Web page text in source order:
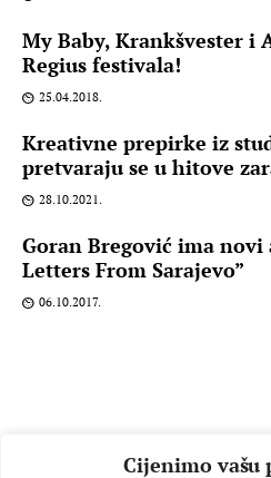
Cijenimo vašu
My Baby, Krankšvester i
Regius festivala!
25.04.2018.
Kreativne prepirke iz
pretvaraju se u hitove
28.10.2021.
Goran Bregović ima novi
Letters From Sarajevo”
06.10.2017.